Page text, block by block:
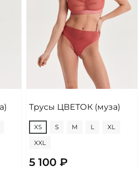
Трусы ЦВЕТОК (муза)
XS S M L XL
XXL
5 100 ₽